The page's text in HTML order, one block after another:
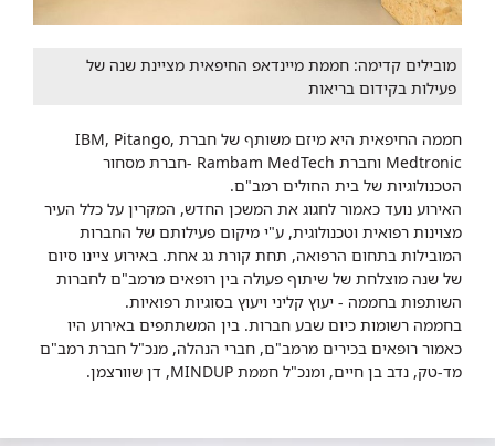
מובילים קדימה: חממת מיינדאפ החיפאית מציינת שנה של
פעילות בקידום בריאות
חממה החיפאית היא מיזם משותף של חברת IBM, Pitango,
Medtronic וחברת Rambam MedTech -חברת מסחור
הטכנולוגיות של בית החולים רמב"ם.
האירוע נועד כאמור לחגוג את המשכן החדש, המקרין על כלל העיר
מצוינות רפואית וטכנולוגית, ע"י מיקום פעילותם של החברות
המובילות בתחום הרפואה, תחת קורת גג אחת. באירוע ציינו סיום
של שנה מוצלחת של שיתוף פעולה בין רופאים מרמב"ם לחברות
השותפות בחממה - יעוץ קליני ויעוץ בסוגיות רפואיות.
בחממה רשומות כיום שבע חברות. בין המשתתפים באירוע היו
כאמור רופאים בכירים מרמב"ם, חברי הנהלה, מנכ"ל חברת רמב"ם
מד-טק, נדב בן חיים, ומנכ"ל חממת MINDUP, דן שוורצמן.